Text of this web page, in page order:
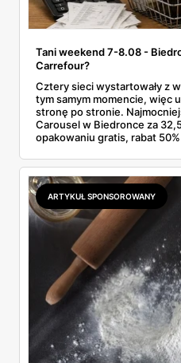
Tani weekend 7-8.08 -
Carrefour?
Cztery sieci wystartowały z
tym samym momencie, więc
stronę po stronie.
Carousel w Biedronce za
opakowaniu gratis, rabat
2,99 zł za kilogram, ale
odpowiada masłem za 2,99
najwięcej wyciśniesz z
do Aldi.
ARTYKUŁ SPONSOROWANY